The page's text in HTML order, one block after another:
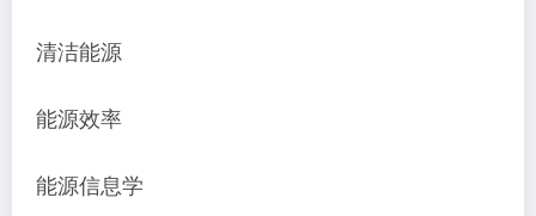
清洁能源
能源效率
能源信息学